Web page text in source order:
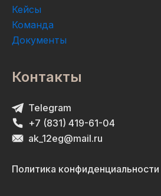
Кейсы
Команда
Документы
Контакты
Telegram
+7 (831) 419-61-04
ak_12eg@mail.ru
Политика конфиденциальности